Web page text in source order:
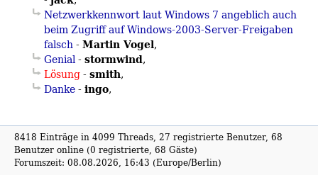
Netzwerkkennwort laut Windows 7 angeblich auch
beim Zugriff auf Windows-2003-Server-Freigaben
falsch- Martin Vogel,
Genial- stormwind,
Lösung- smith,
Danke- ingo,
8418 Einträge in 4099 Threads, 27 registrierte Benutzer, 68
Benutzer online (0 registrierte, 68 Gäste)
Forumszeit: 08.08.2026, 16:43 (Europe/Berlin)